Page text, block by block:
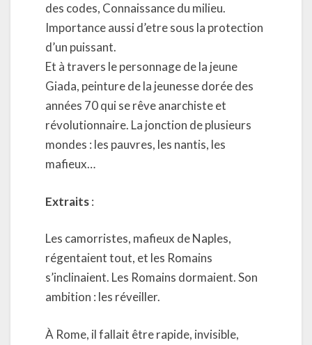
des codes, Connaissance du milieu.
Importance aussi d’etre sous la protection
d’un puissant.
Et à travers le personnage de la jeune
Giada, peinture de la jeunesse dorée des
années 70 qui se rêve anarchiste et
révolutionnaire. La jonction de plusieurs
mondes : les pauvres, les nantis, les
mafieux…
Extraits:
Les camorristes, mafieux de Naples,
régentaient tout, et les Romains
s’inclinaient. Les Romains dormaient. Son
ambition : les réveiller.
À Rome, il fallait être rapide, invisible,